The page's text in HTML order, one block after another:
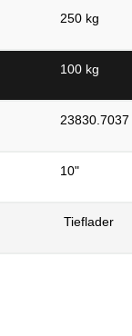
250 kg
100 kg
23830.7037
10"
Tieflader